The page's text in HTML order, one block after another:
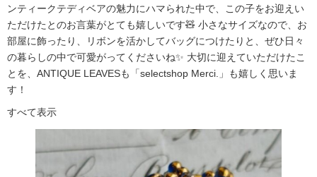
ンティークテディベアの魅力にハマられた中で、この子をお迎えい
ただけたとのお言葉がとても嬉しいです🧸 小さなサイズなので、お
部屋に飾ったり、リボンを活かしてバッグにつけたりと、ぜひ日々
の暮らしの中で可愛がってくださいね✨ 大切に迎えていただけたこ
とを、ANTIQUE LEAVESも「selectshop Merci.」も嬉しく思いま
す！
すべて表示